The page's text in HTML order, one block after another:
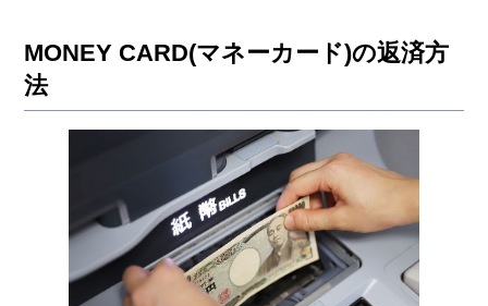
MONEY CARD(マネーカード)の返済方
法